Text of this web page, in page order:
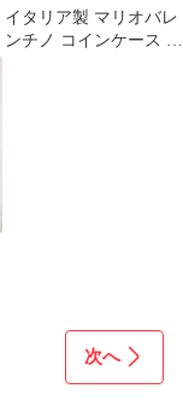
イタリア製 マリオバレ
ンチノ コインケース 三
次へ